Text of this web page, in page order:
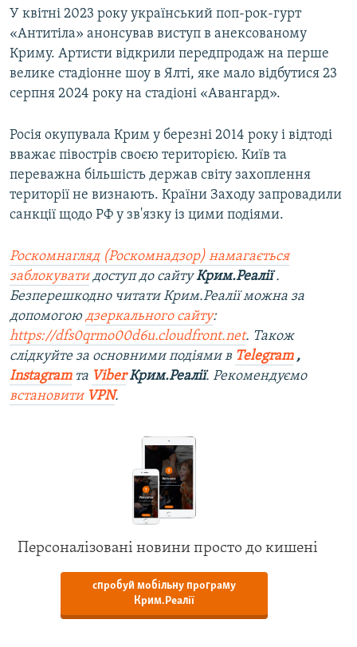
У квітні 2023 року український поп-рок-гурт
«Антитіла» анонсував виступ в анексованому
Криму. Артисти відкрили передпродаж на перше
велике стадіонне шоу в Ялті, яке мало відбутися 23
серпня 2024 року на стадіоні «Авангард».
Росія окупувала Крим у березні 2014 року і відтоді
вважає півострів своєю територією. Київ та
переважна більшість держав світу захоплення
території не визнають. Країни Заходу запровадили
санкції щодо РФ у зв'язку із цими подіями.
Роскомнагляд (Роскомнадзор) намагається
заблокуватидоступ до сайтуКрим.Реалії.
Безперешкодно читати Крим.Реалії можна за
допомогою дзеркального сайту:
https://dfs0qrmo00d6u.cloudfront.net. Також
слідкуйте за основними подіями в Telegram,
Instagramта ViberКрим.Реалії. Рекомендуємо
встановити VPN.
Персоналізовані новини просто до кишені
спробуй мобільну програму
Крим.Реалії